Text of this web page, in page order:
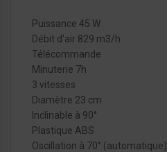
Puissance 45 W
Débit d'air 829 m3/h
Télécommande
Minuterie 7h
3 vitesses
Diamètre 23 cm
Inclinable à 90°
Plastique ABS
Oscillation à 70° (automatique)